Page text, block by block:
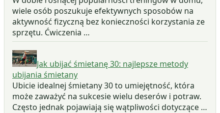
wiele osób poszukuje efektywnych sposobów na
aktywność fizyczną bez konieczności korzystania ze
sprzętu. Ćwiczenia …
Jak ubijać śmietanę 30: najlepsze metody
ubijania śmietany
Ubicie idealnej śmietany 30 to umiejętność, która
może zaważyć na sukcesie wielu deserów i potraw.
Często jednak pojawiają się wątpliwości dotyczące …